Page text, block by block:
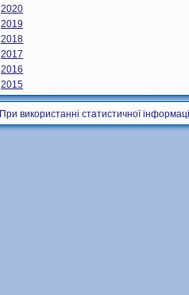
2020
2019
2018
2017
2016
2015
При використанні статистичної